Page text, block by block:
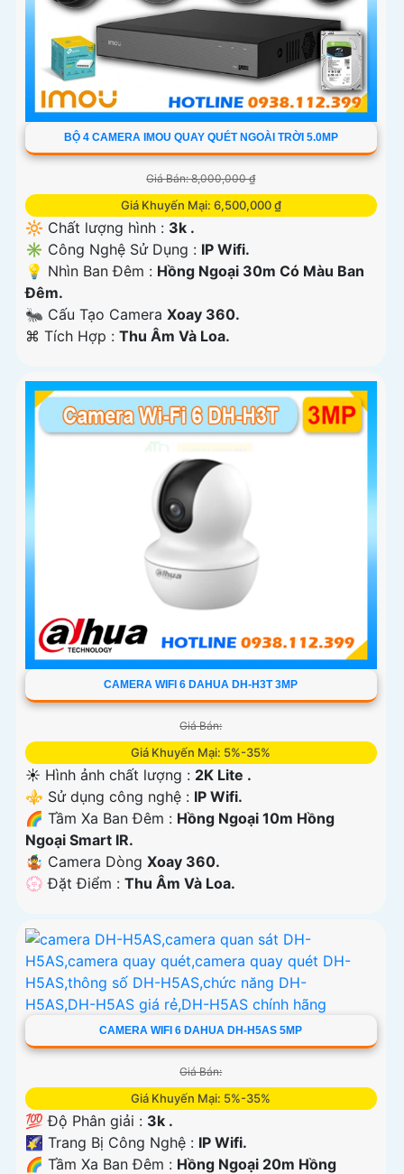
BỘ 4 CAMERA IMOU QUAY QUÉT NGOÀI TRỜI 5.0MP
Giá Bán: 8,000,000 ₫
Giá Khuyến Mại: 6,500,000 ₫
🔆 Chất lượng hình : 3k .
✳️ Công Nghệ Sử Dụng : IP Wifi.
💡 Nhìn Ban Đêm : Hồng Ngoại 30m Có Màu Ban
Ðêm.
🐜 Cấu Tạo Camera Xoay 360.
️⌘ Tích Hợp : Thu Âm Và Loa.
CAMERA WIFI 6 DAHUA DH-H3T 3MP
Giá Bán:
Giá Khuyến Mại: 5%-35%
☀️ Hình ảnh chất lượng : 2K Lite .
⚜️ Sử dụng công nghệ : IP Wifi.
🌈 Tầm Xa Ban Đêm : Hồng Ngoại 10m Hồng
Ngoại Smart IR.
🤹 Camera Dòng Xoay 360.
️💮 Đặt Điểm : Thu Âm Và Loa.
CAMERA WIFI 6 DAHUA DH-H5AS 5MP
Giá Bán:
Giá Khuyến Mại: 5%-35%
💯 Độ Phân giải : 3k .
🌠 Trang Bị Công Nghệ : IP Wifi.
🌈 Tầm Xa Ban Đêm : Hồng Ngoại 20m Hồng